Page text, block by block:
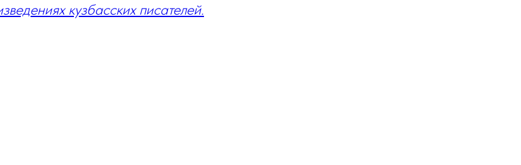
кузбасских писателей.